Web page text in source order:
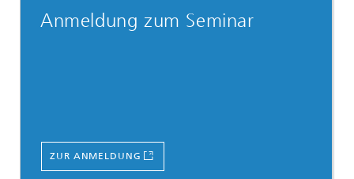
Anmeldung zum Seminar
ZUR ANMELDUNG